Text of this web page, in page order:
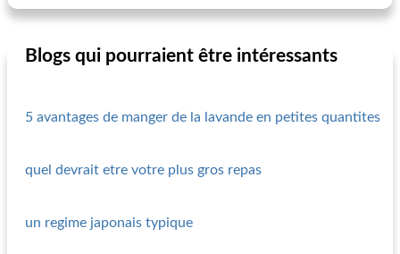
Blogs qui pourraient être intéressants
5 avantages de manger de la lavande en petites quantites
quel devrait etre votre plus gros repas
un regime japonais typique